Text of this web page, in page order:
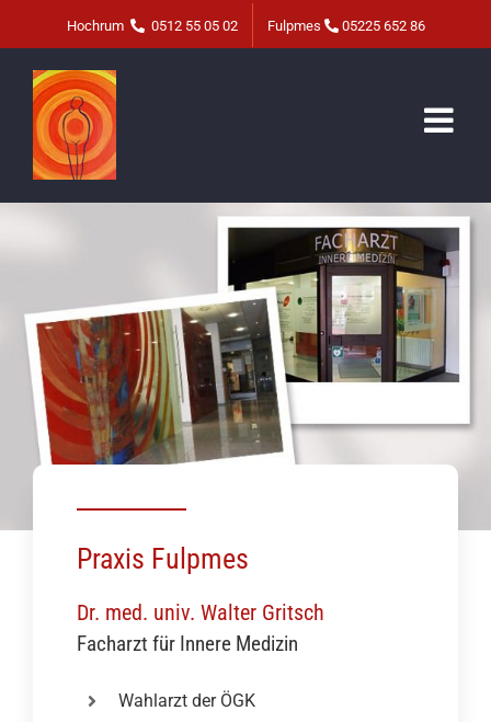
Hochrum 0512 55 05 02 Fulpmes 05225 652 86
Praxis Fulpmes
Dr. med. univ. Walter Gritsch
Facharzt für Innere Medizin
Wahlarzt der ÖGK